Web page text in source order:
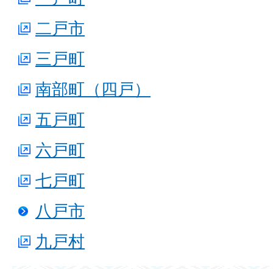
二戸市
三戸町
南部町（四戸）
五戸町
六戸町
七戸町
八戸市
九戸村